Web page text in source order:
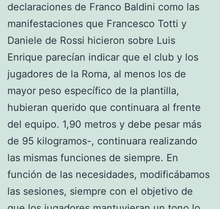
declaraciones de Franco Baldini como las
manifestaciones que Francesco Totti y
Daniele de Rossi hicieron sobre Luis
Enrique parecían indicar que el club y los
jugadores de la Roma, al menos los de
mayor peso específico de la plantilla,
hubieran querido que continuara al frente
del equipo. 1,90 metros y debe pesar más
de 95 kilogramos-, continuara realizando
las mismas funciones de siempre. En
función de las necesidades, modificábamos
las sesiones, siempre con el objetivo de